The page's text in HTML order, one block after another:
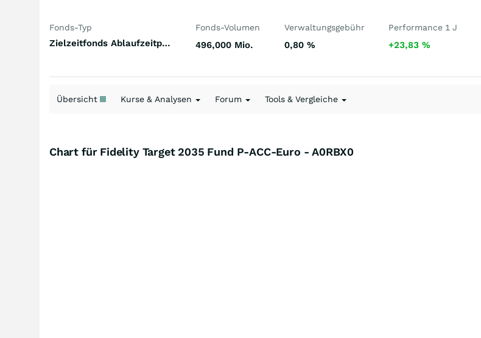
Fonds-Typ
Zielzeitfonds Ablaufzeitpunkt (2031-2040) Welt
Fonds-Volumen
496,000 Mio.
Verwaltungsgebühr
0,80 %
Performance 1 J
+23,83%
Übersicht Kurse & Analysen Forum Tools & Vergleiche
Chart für Fidelity Target 2035 Fund P-ACC-Euro - A0RBX0